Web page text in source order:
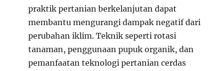
praktik pertanian berkelanjutan dapat
membantu mengurangi dampak negatif dari
perubahan iklim. Teknik seperti rotasi
tanaman, penggunaan pupuk organik, dan
pemanfaatan teknologi pertanian cerdas